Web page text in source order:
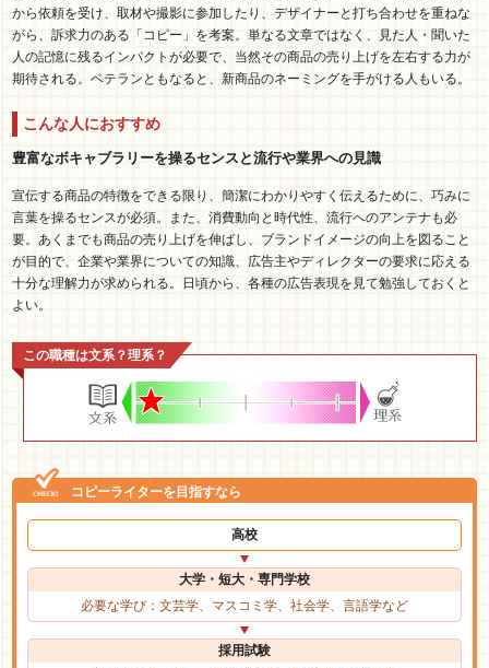
から依頼を受け、取材や撮影に参加したり、デザイナーと打ち合わせを重ねな
がら、訴求力のある「コピー」を考案。単なる文章ではなく、見た人・聞いた
人の記憶に残るインパクトが必要で、当然その商品の売り上げを左右する力が
期待される。ベテランともなると、新商品のネーミングを手がける人もいる。
こんな人におすすめ
豊富なボキャブラリーを操るセンスと流行や業界への見識
宣伝する商品の特徴をできる限り、簡潔にわかりやすく伝えるために、巧みに
言葉を操るセンスが必須。また、消費動向と時代性、流行へのアンテナも必
要。あくまでも商品の売り上げを伸ばし、ブランドイメージの向上を図ること
が目的で、企業や業界についての知識、広告主やディレクターの要求に応える
十分な理解力が求められる。日頃から、各種の広告表現を見て勉強しておくと
よい。
この職種は文系？理系？
コピーライターを目指すなら
高校
大学・短大・専門学校
必要な学び：文芸学、マスコミ学、社会学、言語学など
採用試験